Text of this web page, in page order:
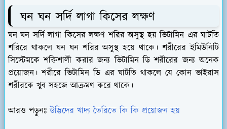
ঘন ঘন সর্দি লাগা কিসের লক্ষণ
ঘন ঘন সর্দি লাগা কিসের লক্ষণ শরির অসুস্থ হয় ভিটামিন এর ঘাটতি
শরিরে থাকলে ঘন ঘন শরির অসুস্থ হয়ে থাকে। শরীরের ইমিউনিটি
সিস্টেমকে শক্তিশালী করার জন্য ভিটামিন ডি শরীরের জন্য অনেক
প্রয়োজন। শরীরে ভিটামিন ডি এর ঘাটতি থাকলে যে কোন ভাইরাস
শরীরকে খুব সহজে আক্রমণ করে থাকে।
আরও পড়ুনঃ উদ্ভিদের খাদ্য তৈরিতে কি কি প্রয়োজন হয়